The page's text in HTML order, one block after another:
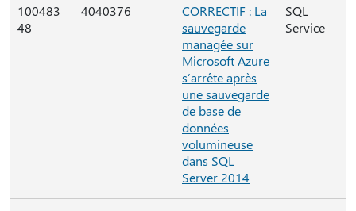
100483
48
4040376
CORRECTIF : La
sauvegarde
managée sur
Microsoft Azure
s’arrête après
une sauvegarde
de base de
données
volumineuse
dans SQL
Server 2014
SQL
Service